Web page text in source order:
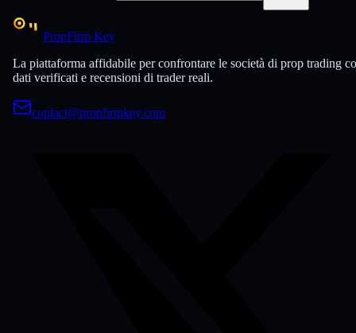
PropFirm Key
La piattaforma affidabile per confrontare le società di prop trading
dati verificati e recensioni di trader reali.
contact@propfirmkey.com